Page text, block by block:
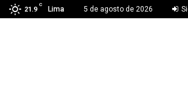
21.9
C
Lima 5 de agosto de 2026